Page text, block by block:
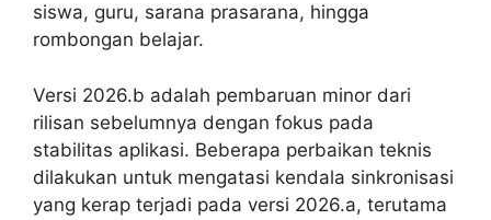
siswa, guru, sarana prasarana, hingga
rombongan belajar.
Versi 2026.b adalah pembaruan minor dari
rilisan sebelumnya dengan fokus pada
stabilitas aplikasi. Beberapa perbaikan teknis
dilakukan untuk mengatasi kendala sinkronisasi
yang kerap terjadi pada versi 2026.a, terutama